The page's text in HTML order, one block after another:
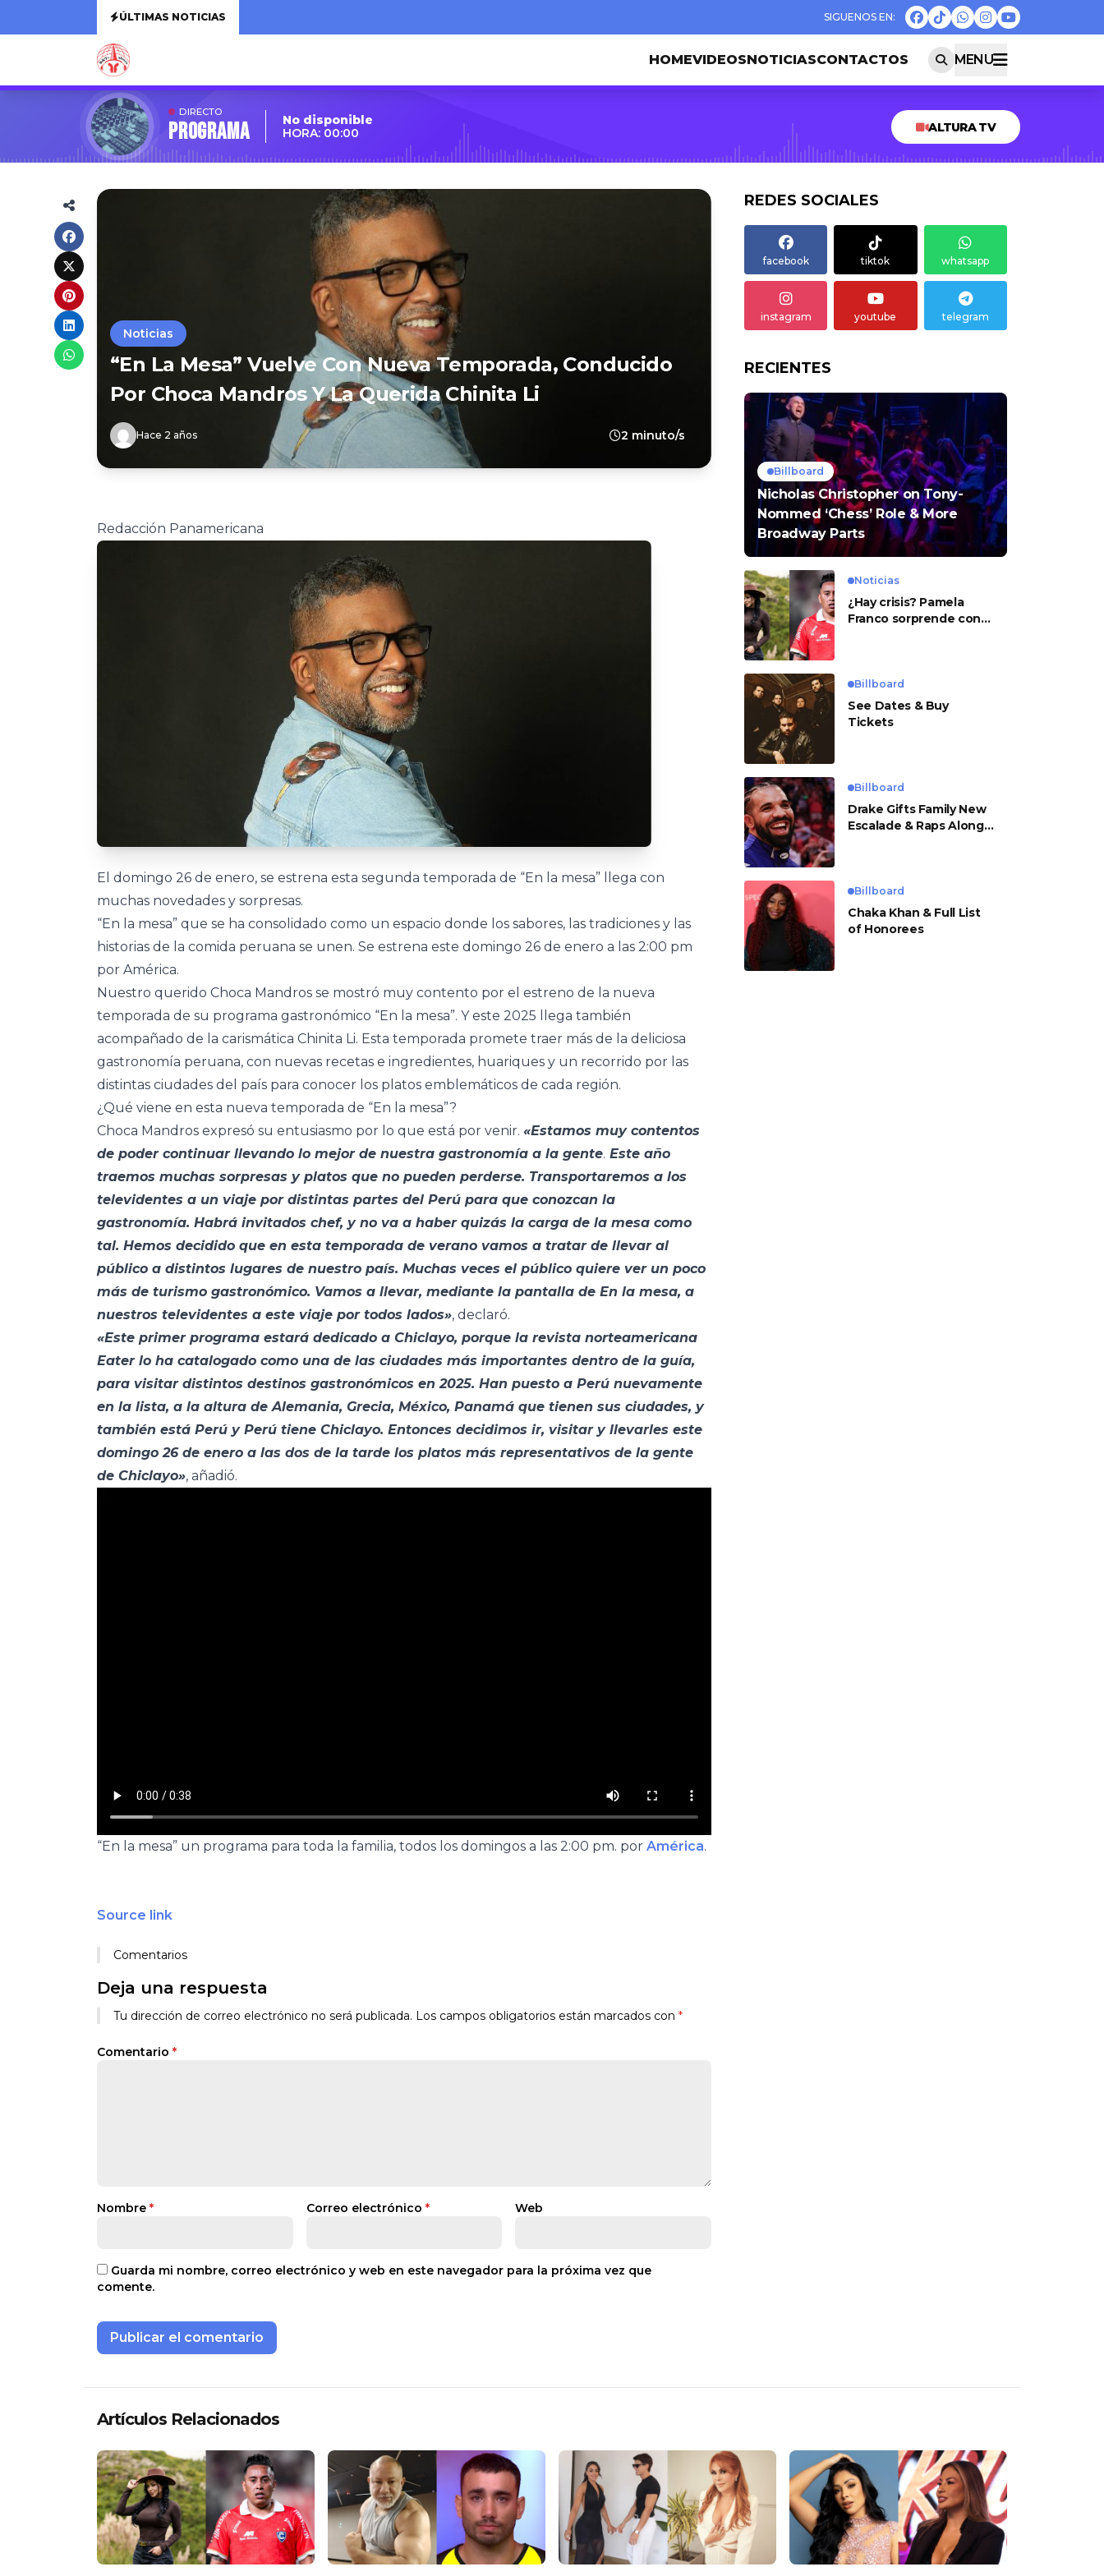
ÚLTIMAS NOTICIAS
HOMEVIDEOSNOTICIASCONTACTOS MENU
DIRECTO
Programa
No disponible
HORA: 00:00
ALTURA TV
Noticias
“En La Mesa” Vuelve Con Nueva Temporada, Conducido
Por Choca Mandros Y La Querida Chinita Li
Hace 2 años 2 minuto/s
Redacción Panamericana
El domingo 26 de enero, se estrena esta segunda temporada de “En la mesa” llega con
muchas novedades y sorpresas.
“En la mesa” que se ha consolidado como un espacio donde los sabores, las tradiciones y las
historias de la comida peruana se unen. Se estrena este domingo 26 de enero a las 2:00 pm
por América.
Nuestro querido Choca Mandros se mostró muy contento por el estreno de la nueva
temporada de su programa gastronómico “En la mesa”. Y este 2025 llega también
acompañado de la carismática Chinita Li. Esta temporada promete traer más de la deliciosa
gastronomía peruana, con nuevas recetas e ingredientes, huariques y un recorrido por las
distintas ciudades del país para conocer los platos emblemáticos de cada región.
¿Qué viene en esta nueva temporada de “En la mesa”?
Choca Mandros expresó su entusiasmo por lo que está por venir. «Estamos muy contentos
de poder continuar llevando lo mejor de nuestra gastronomía a la gente. Este año
traemos muchas sorpresas y platos que no pueden perderse. Transportaremos a los
televidentes a un viaje por distintas partes del Perú para que conozcan la
gastronomía. Habrá invitados chef, y no va a haber quizás la carga de la mesa como
tal. Hemos decidido que en esta temporada de verano vamos a tratar de llevar al
público a distintos lugares de nuestro país. Muchas veces el público quiere ver un poco
más de turismo gastronómico. Vamos a llevar, mediante la pantalla de En la mesa, a
nuestros televidentes a este viaje por todos lados», declaró.
«Este primer programa estará dedicado a Chiclayo, porque la revista norteamericana
Eater lo ha catalogado como una de las ciudades más importantes dentro de la guía,
para visitar distintos destinos gastronómicos en 2025. Han puesto a Perú nuevamente
en la lista, a la altura de Alemania, Grecia, México, Panamá que tienen sus ciudades, y
también está Perú y Perú tiene Chiclayo. Entonces decidimos ir, visitar y llevarles este
domingo 26 de enero a las dos de la tarde los platos más representativos de la gente
de Chiclayo», añadió.
“En la mesa” un programa para toda la familia, todos los domingos a las 2:00 pm. por América.
Source link
Comentarios
Deja una respuesta
Tu dirección de correo electrónico no será publicada. Los campos obligatorios están marcados con *
Comentario *
Nombre * Correo electrónico * Web
Guarda mi nombre, correo electrónico y web en este navegador para la próxima vez que
comente.
REDES SOCIALES
facebook tiktok whatsapp
instagram youtube telegram
RECIENTES
Billboard
Nicholas Christopher on Tony-
Nommed ‘Chess’ Role & More
Broadway Parts
Noticias
¿Hay crisis? Pamela
Franco sorprende con
Billboard
See Dates & Buy
Tickets
Billboard
Drake Gifts Family New
Escalade & Raps Along
Billboard
Chaka Khan & Full List
of Honorees
Artículos Relacionados